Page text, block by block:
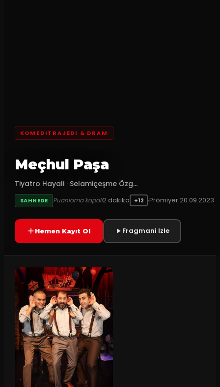
KOMEDITRAJEDI & DRAM
Meçhul Paşa
Tiyatro Hayali · Selamiçeşme Özg...
SAHNEDE Puanlama kapalı2 dakika +12 Prömiyer 20.09.2023
Hemen Kayıt Ol Fragmani Izle